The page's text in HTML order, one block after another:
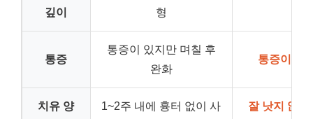
깊이
형
통증
통증이 있지만 며칠 후
완화
통증이 매
치유 양
1~2주 내에 흉터 없이 사
잘 낫지 않